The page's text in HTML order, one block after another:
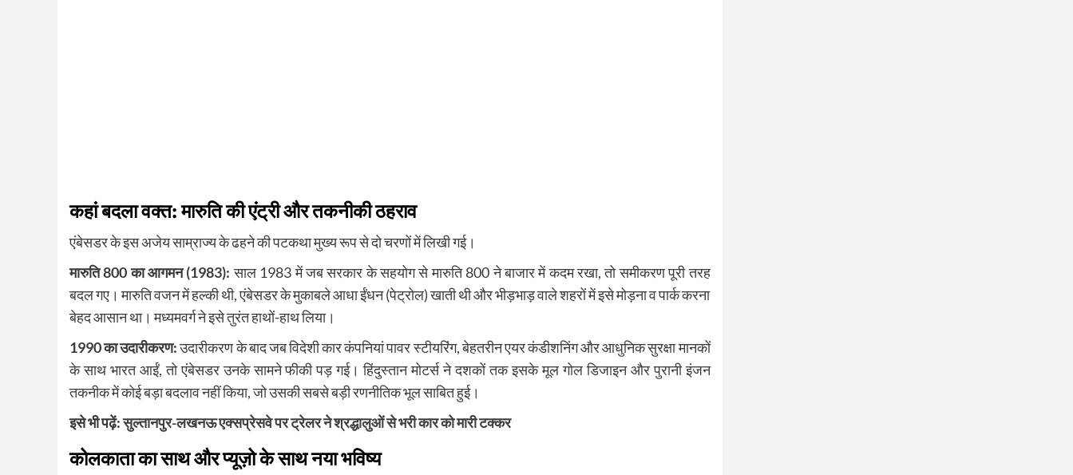
कहां बदला वक्त: मारुति की एंट्री और तकनीकी ठहराव
एंबेसडर के इस अजेय साम्राज्य के ढहने की पटकथा मुख्य रूप से दो चरणों में लिखी गई।
मारुति 800 का आगमन (1983): साल 1983 में जब सरकार के सहयोग से मारुति 800 ने बाजार में कदम रखा, तो समीकरण पूरी तरह
बदल गए। मारुति वजन में हल्की थी, एंबेसडर के मुकाबले आधा ईंधन (पेट्रोल) खाती थी और भीड़भाड़ वाले शहरों में इसे मोड़ना व पार्क करना
बेहद आसान था। मध्यमवर्ग ने इसे तुरंत हाथों-हाथ लिया।
1990 का उदारीकरण:उदारीकरण के बाद जब विदेशी कार कंपनियां पावर स्टीयरिंग, बेहतरीन एयर कंडीशनिंग और आधुनिक सुरक्षा मानकों
के साथ भारत आईं, तो एंबेसडर उनके सामने फीकी पड़ गई। हिंदुस्तान मोटर्स ने दशकों तक इसके मूल गोल डिजाइन और पुरानी इंजन
तकनीक में कोई बड़ा बदलाव नहीं किया, जो उसकी सबसे बड़ी रणनीतिक भूल साबित हुई।
इसे भी पढ़ें:सुल्तानपुर-लखनऊ एक्सप्रेसवे पर ट्रेलर ने श्रद्धालुओं से भरी कार को मारी टक्कर
कोलकाता का साथ और प्यूज़ो के साथ नया भविष्य